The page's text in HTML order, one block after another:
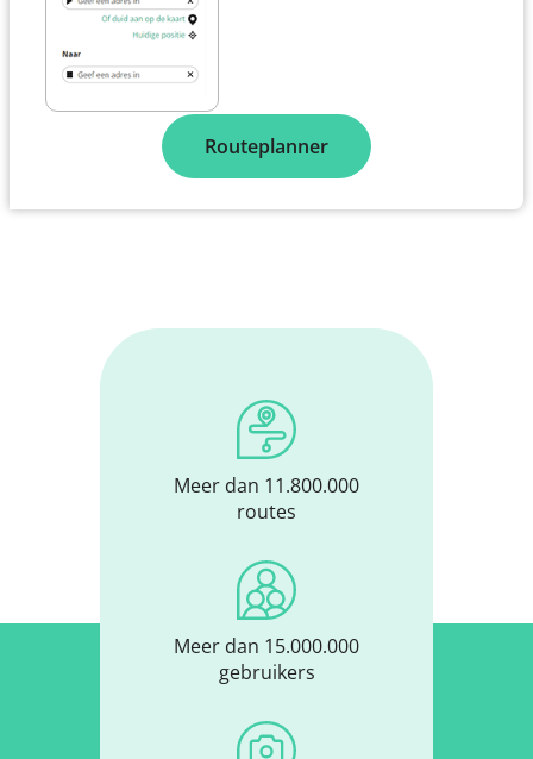
Routeplanner
Meer dan 11.800.000
routes
Meer dan 15.000.000
gebruikers